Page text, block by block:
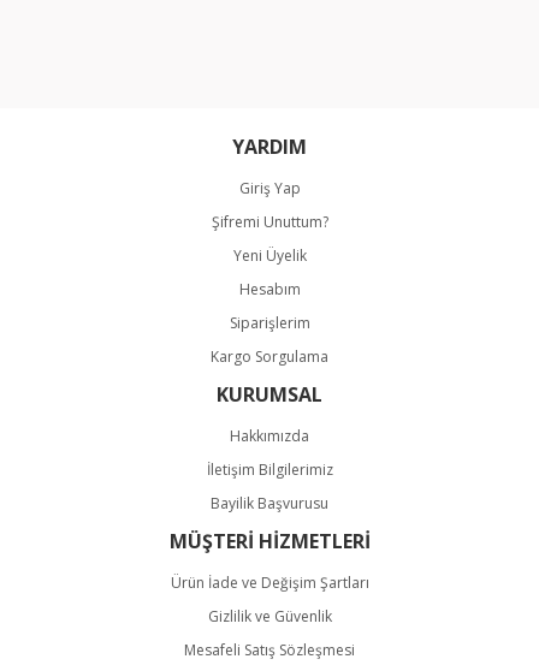
YARDIM
Giriş Yap
Şifremi Unuttum?
Yeni Üyelik
Hesabım
Siparişlerim
Kargo Sorgulama
KURUMSAL
Hakkımızda
İletişim Bilgilerimiz
Bayilik Başvurusu
MÜŞTERİ HİZMETLERİ
Ürün İade ve Değişim Şartları
Gizlilik ve Güvenlik
Mesafeli Satış Sözleşmesi